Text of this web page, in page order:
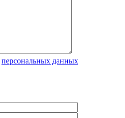
персональных данных